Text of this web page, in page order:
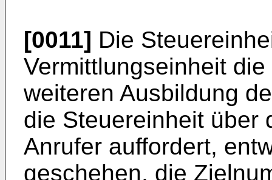
[0011] Die
Vermittlungseinheit
weiteren Ausbildung
die Steuereinheit über
Anrufer auffordert,
geschehen, die